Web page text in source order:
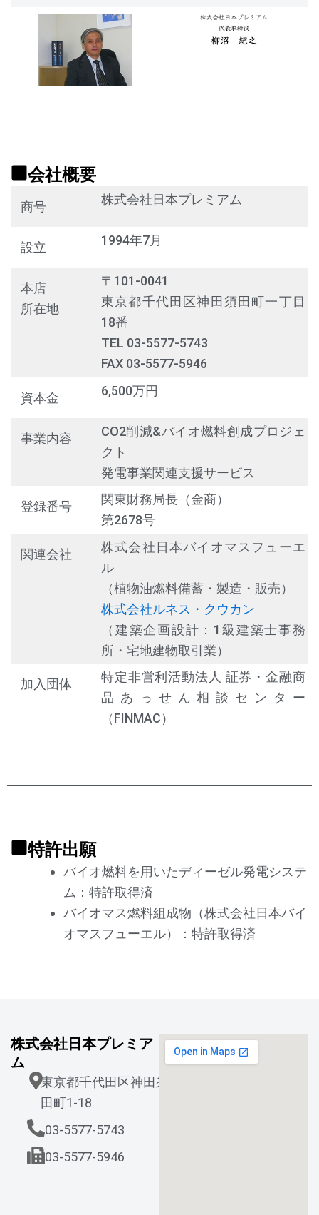
会社概要
商号 株式会社日本プレミアム
設立 1994年7月
本店
所在地
〒101-0041
東京都千代田区神田須田町一丁目
18番
TEL 03-5577-5743
FAX 03-5577-5946
資本金 6,500万円
事業内容
CO2削減&バイオ燃料創成プロジェ
クト
発電事業関連支援サービス
登録番号
関東財務局長（金商）
第2678号
関連会社
株式会社日本バイオマスフューエ
ル
（植物油燃料備蓄・製造・販売）
株式会社ルネス・クウカン
（建築企画設計：1級建築士事務
所・宅地建物取引業）
加入団体
特定非営利活動法人 証券・金融商
品あっせん相談センター
（FINMAC）
特許出願
バイオ燃料を用いたディーゼル発電システ
ム：特許取得済
バイオマス燃料組成物（株式会社日本バイ
オマスフューエル）：特許取得済
株式会社日本プレミア
ム
東京都千代田区神田須
田町1-18
03-5577-5743
03-5577-5946